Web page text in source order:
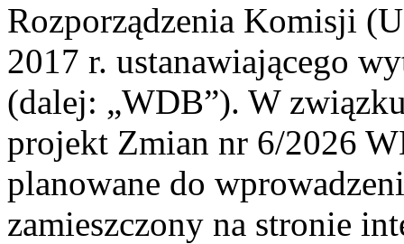
Rozporządzenia Komisji
2017 r. ustanawiającego
(dalej: „WDB”). W
projekt Zmian nr 6/2026
planowane do
zamieszczony na stronie